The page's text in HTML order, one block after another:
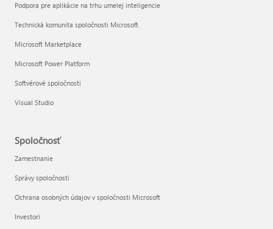
Podpora pre aplikácie na trhu umelej inteligencie
Technická komunita spoločnosti Microsoft
Microsoft Marketplace
Microsoft Power Platform
Softvérové spoločnosti
Visual Studio
Spoločnosť
Zamestnanie
Správy spoločnosti
Ochrana osobných údajov v spoločnosti Microsoft
Investori